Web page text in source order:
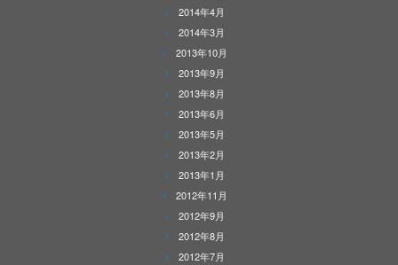
2014年4月
2014年3月
2013年10月
2013年9月
2013年8月
2013年6月
2013年5月
2013年2月
2013年1月
2012年11月
2012年9月
2012年8月
2012年7月